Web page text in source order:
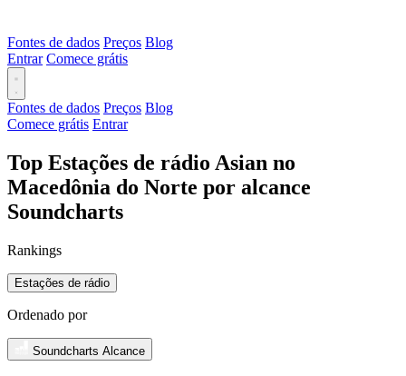
Fontes de dados Preços Blog
Entrar Comece grátis
Fontes de dados Preços Blog
Comece grátis Entrar
Top Estações de rádio Asian no
Macedônia do Norte por alcance
Soundcharts
Rankings
Estações de rádio
Ordenado por
Soundcharts Alcance